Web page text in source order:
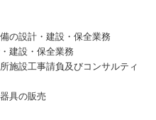
の設計・建設・保全業務
建設・保全業務
施設工事請負及びコンサルティ
具の販売